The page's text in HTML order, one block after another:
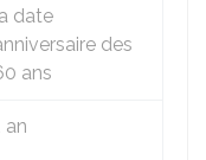
date
des
ans
an